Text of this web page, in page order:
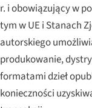
r. i obowiązujący w
tym w UE i Stanach
autorskiego
produkowanie,
formatami dzieł
konieczności